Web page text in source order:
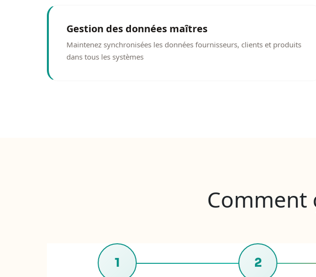
Gestion des données maîtres
Maintenez synchronisées les données fournisseurs, clients et produits
dans tous les systèmes
Comment
1 2